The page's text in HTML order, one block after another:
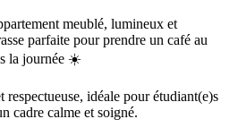
meublé, lumineux et
parfaite pour prendre un café au
la journée ☀️
respectueuse, idéale pour étudiant(e)s
cadre calme et soigné.